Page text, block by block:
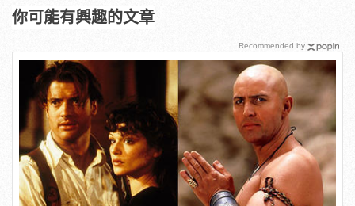
你可能有興趣的文章
Recommended by